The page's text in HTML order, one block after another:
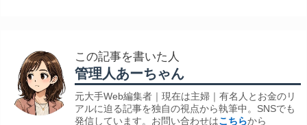
この記事を書いた人
管理人あーちゃん
元大手Web編集者｜現在は主婦｜有名人とお金のリ
アルに迫る記事を独自の視点から執筆中。SNSでも
発信しています。お問い合わせはこちらから